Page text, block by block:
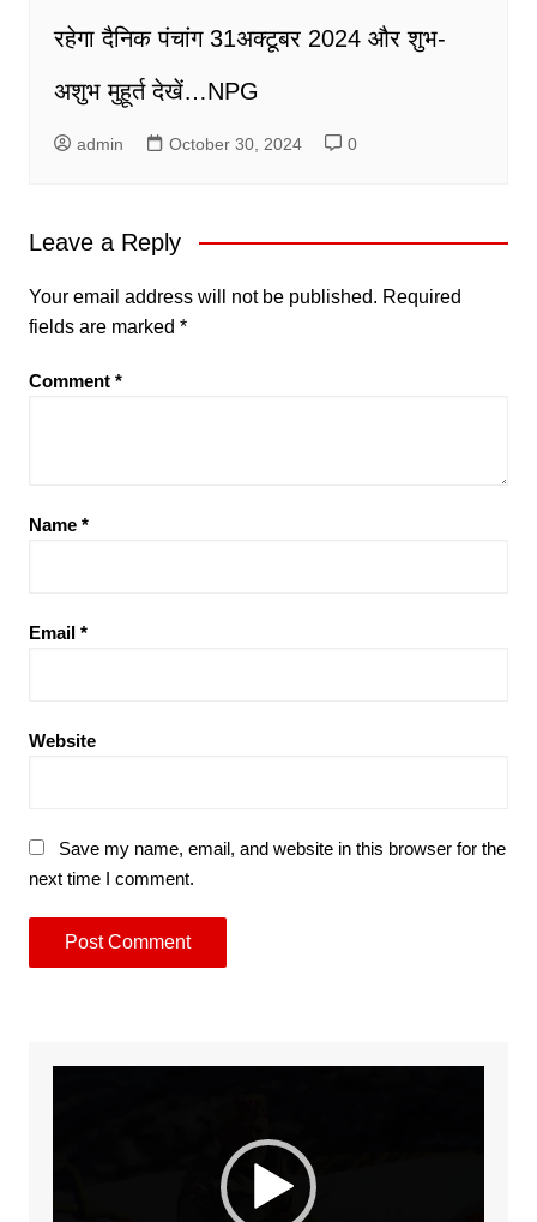
रहेगा दैनिक पंचांग 31अक्टूबर 2024 और शुभ-
अशुभ मुहूर्त देखें…NPG
admin October 30, 2024 0
Leave a Reply
Your email address will not be published. Required
fields are marked *
Comment *
Name *
Email *
Website
Save my name, email, and website in this browser for the
next time I comment.